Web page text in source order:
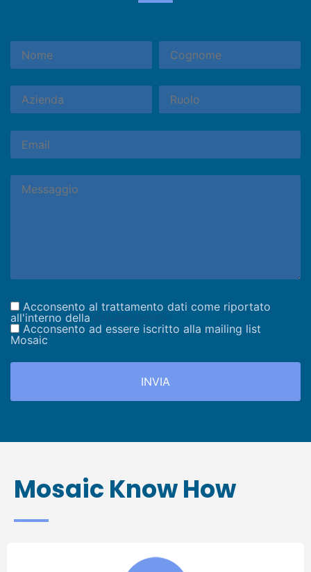
Acconsento al trattamento dati come riportato
all'interno della
Acconsento ad essere iscritto alla mailing list
Mosaic
Mosaic Know How